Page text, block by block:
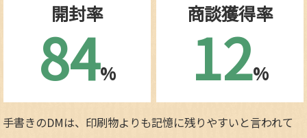
開封率
84%
商談獲得率
12%
手書きのDMは、印刷物よりも記憶に残りやすいと言われて